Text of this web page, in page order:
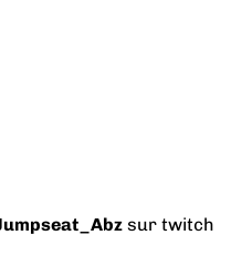
sur twitch